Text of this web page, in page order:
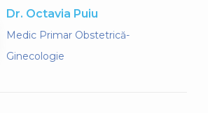
Dr. Octavia Puiu
Medic Primar Obstetrică-
Ginecologie